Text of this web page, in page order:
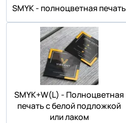
SMYK - полноцветная печать
SMYK+W(L) - Полноцветная
печать с белой подложкой
или лаком